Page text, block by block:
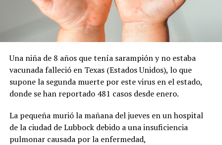
Una niña de 8 años que tenía sarampión y no estaba
vacunada falleció en Texas (Estados Unidos), lo que
supone la segunda muerte por este virus en el estado,
donde se han reportado 481 casos desde enero.
La pequeña murió la mañana del jueves en un hospital
de la ciudad de Lubbock debido a una insuficiencia
pulmonar causada por la enfermedad,